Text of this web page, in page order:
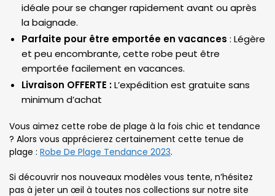
idéale pour se changer rapidement avant ou après
la baignade.
Parfaite pour être emportée en vacances : Légère
et peu encombrante, cette robe peut être
emportée facilement en vacances.
Livraison OFFERTE :L’expédition est gratuite sans
minimum d’achat
Vous aimez cette robe de plage à la fois chic et tendance
? Alors vous apprécierez certainement cette tenue de
plage : Robe De Plage Tendance 2023.
Si découvrir nos nouveaux modèles vous tente, n’hésitez
pas à jeter un œil à toutes nos collections sur notre site